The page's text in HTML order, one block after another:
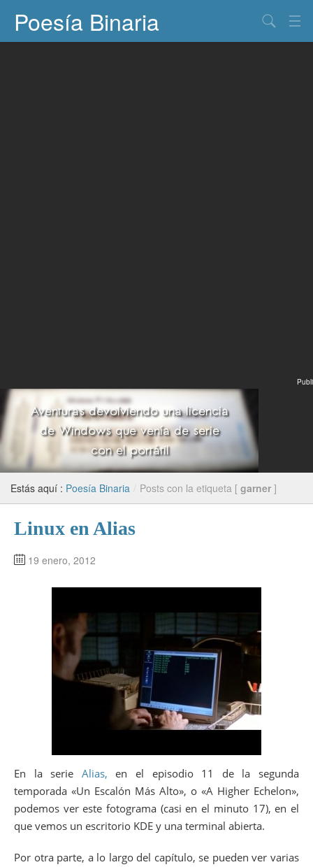
Poesía Binaria
Publi
Estás aquí : Poesía Binaria / Posts con la etiqueta [ garner ]
Linux en Alias
19 enero, 2012
En la serie Alias, en el episodio 11 de la segunda
temporada «Un Escalón Más Alto», o «A Higher Echelon»,
podemos ver este fotograma (casi en el minuto 17), en el
que vemos un escritorio KDE y una terminal abierta.
Por otra parte, a lo largo del capítulo, se pueden ver varias